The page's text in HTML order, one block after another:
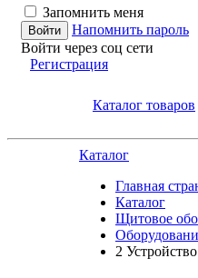
Запомнить меня
Напомнить пароль
Войти через соц сети
Регистрация
Каталог товаров
Каталог
Главная
Каталог
Щитовое
2